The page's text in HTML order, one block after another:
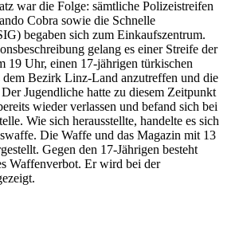
war die Folge: sämtliche Polizeistreifen
Cobra sowie die Schnelle
begaben sich zum Einkaufszentrum.
gelang es einer Streife der
19 Uhr, einen 17-jährigen türkischen
dem Bezirk Linz-Land anzutreffen und die
Jugendliche hatte zu diesem Zeitpunkt
wieder verlassen und befand sich bei
Wie sich herausstellte, handelte es sich
Die Waffe und das Magazin mit 13
Gegen den 17-Jährigen besteht
Waffenverbot. Er wird bei der